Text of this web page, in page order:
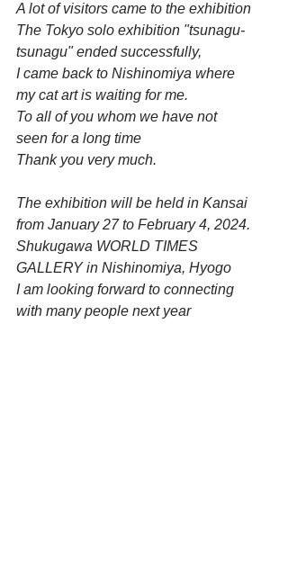
A lot of visitors came to the exhibition
The Tokyo solo exhibition "tsunagu-
tsunagu" ended successfully,
I came back to Nishinomiya where
my cat art is waiting for me.
To all of you whom we have not
seen for a long time
Thank you very much.
The exhibition will be held in Kansai
from January 27 to February 4, 2024.
Shukugawa WORLD TIMES
GALLERY in Nishinomiya, Hyogo
I am looking forward to connecting
with many people next year